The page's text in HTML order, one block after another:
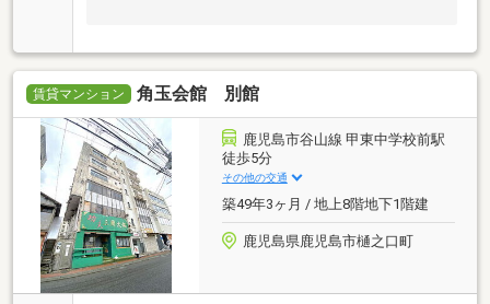
賃貸マンション 角玉会館 別館
鹿児島市谷山線 甲東中学校前駅
徒歩5分
その他の交通
築49年3ヶ月 / 地上8階地下1階建
鹿児島県鹿児島市樋之口町